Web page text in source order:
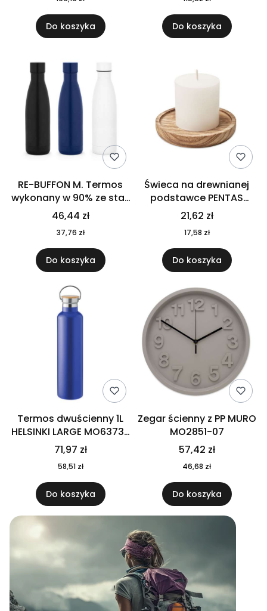
Do koszyka Do koszyka
RE-BUFFON M. Termos
wykonany w 90% ze stali
nierdzewnej
pochodzącej z
recyklingu 520 ml 94294
46,44 zł
37,76 zł
Do koszyka
Świeca na drewnianej
podstawce PENTAS
MO6282-40
21,62 zł
17,58 zł
Do koszyka
Termos dwuścienny 1L
HELSINKI LARGE MO6373-
04
71,97 zł
58,51 zł
Do koszyka
Zegar ścienny z PP MURO
MO2851-07
57,42 zł
46,68 zł
Do koszyka